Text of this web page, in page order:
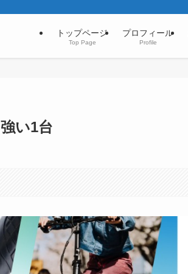
トップページ
Top Page
プロフィール
Profile
い1台